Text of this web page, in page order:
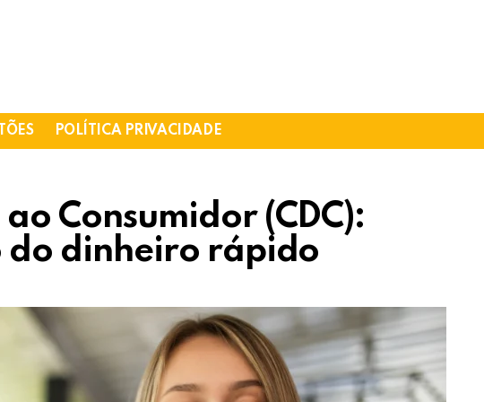
POLÍTICA PRIVACIDADE
Consumidor (CDC):
do dinheiro rápido